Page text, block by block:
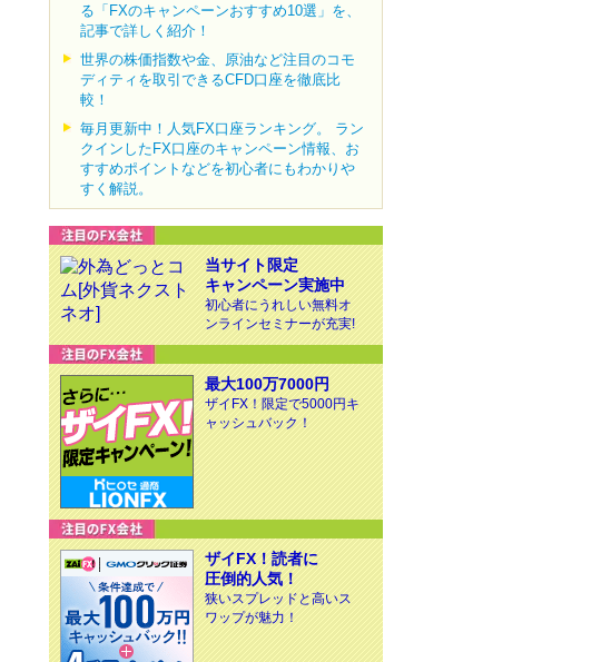
る「FXのキャンペーンおすすめ10選」を、
記事で詳しく紹介！
世界の株価指数や金、原油など注目のコモ
ディティを取引できるCFD口座を徹底比
較！
毎月更新中！人気FX口座ランキング。 ラン
クインしたFX口座のキャンペーン情報、お
すすめポイントなどを初心者にもわかりや
すく解説。
当サイト限定
キャンペーン実施中
初心者にうれしい無料オ
ンラインセミナーが充実!
最大100万7000円
ザイFX！限定で5000円キ
ャッシュバック！
ザイFX！読者に
圧倒的人気！
狭いスプレッドと高いス
ワップが魅力！